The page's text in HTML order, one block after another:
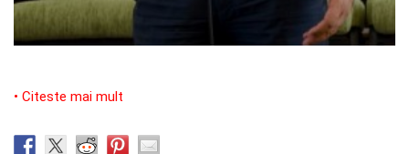
• Citeste mai mult